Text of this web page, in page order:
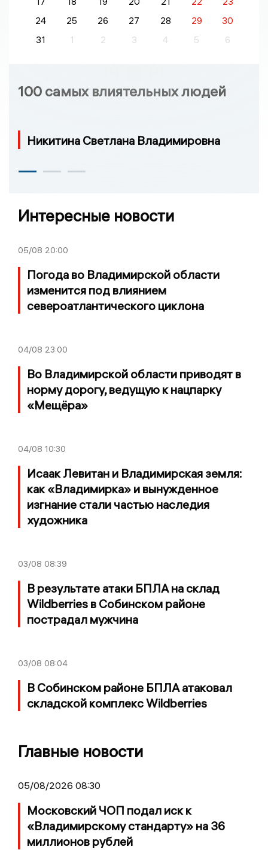
24
25 26 27 28 29
30
31
1 2 3 4 5 6
100 самых влиятельных людей
Никитина Светлана Владимировна
Интересные новости
05/08 20:00
Погода во Владимирской области
изменится под влиянием
североатлантического циклона
04/08 23:00
Во Владимирской области приводят в
норму дорогу, ведущую к нацпарку
«Мещёра»
04/08 10:30
Исаак Левитан и Владимирская земля:
как «Владимирка» и вынужденное
изгнание стали частью наследия
художника
03/08 08:39
В результате атаки БПЛА на склад
Wildberries в Собинском районе
пострадал мужчина
03/08 08:04
В Собинском районе БПЛА атаковал
складской комплекс Wildberries
Главные новости
05/08/2026 08:30
Московский ЧОП подал иск к
«Владимирскому стандарту» на 36
миллионов рублей